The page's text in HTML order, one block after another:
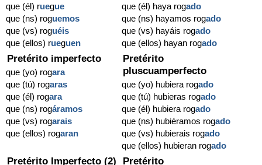
que (él) ruegue
que (ns) roguemos
que (vs) roguéis
que (ellos) rueguen
que (él) haya rogado
que (ns) hayamos rogado
que (vs) hayáis rogado
que (ellos) hayan rogado
Pretérito imperfecto
que (yo) rogara
que (tú) rogaras
que (él) rogara
que (ns) rogáramos
que (vs) rogarais
que (ellos) rogaran
Pretérito
pluscuamperfecto
que (yo) hubiera rogado
que (tú) hubieras rogado
que (él) hubiera rogado
que (ns) hubiéramos rogado
que (vs) hubierais rogado
que (ellos) hubieran rogado
Pretérito Imperfecto (2) Pretérito